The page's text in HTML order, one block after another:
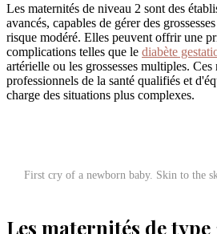
Les maternités de niveau 2 sont des
avancés, capables de gérer des
risque modéré. Elles peuvent offrir une
complications telles que le diabète
artérielle ou les grossesses multiples.
professionnels de la santé qualifiés et
charge des situations plus complexes.
First cry of a newborn baby. Skin to the
Les maternités de type